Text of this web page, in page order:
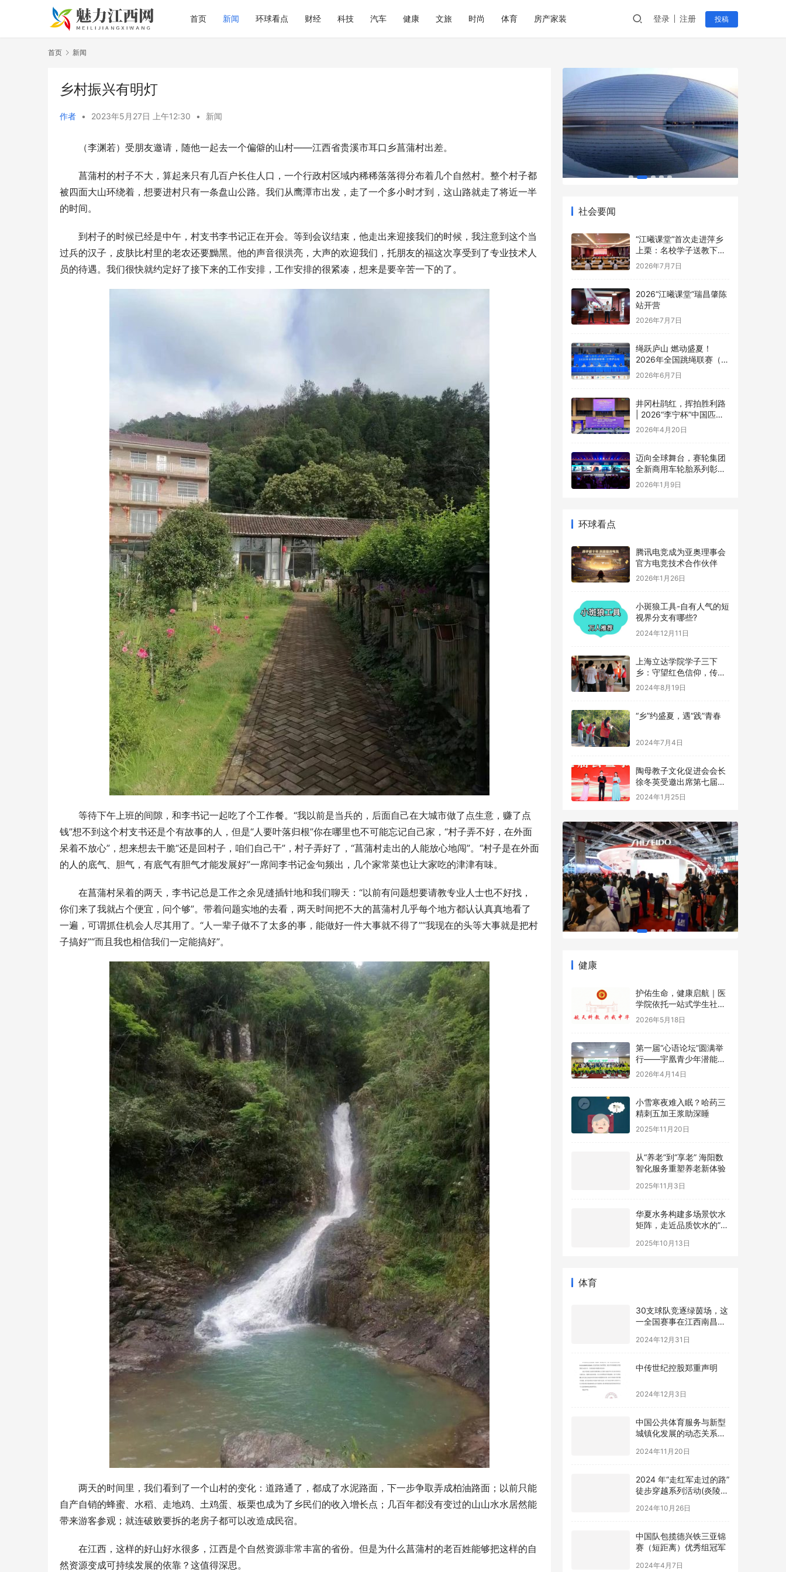
首页 新闻 环球看点 财经 科技 汽车 健康 文旅 时尚 体育 房产家装 登录 注册 投稿
首页 新闻
乡村振兴有明灯
作者 • 2023年5月27日 上午12:30 • 新闻
（李渊若）受朋友邀请，随他一起去一个偏僻的山村——江西省贵溪市耳口乡菖蒲村出差。
菖蒲村的村子不大，算起来只有几百户长住人口，一个行政村区域内稀稀落落得分布着几个自然村。整个村子都
被四面大山环绕着，想要进村只有一条盘山公路。我们从鹰潭市出发，走了一个多小时才到，这山路就走了将近一半
的时间。
到村子的时候已经是中午，村支书李书记正在开会。等到会议结束，他走出来迎接我们的时候，我注意到这个当
过兵的汉子，皮肤比村里的老农还要黝黑。他的声音很洪亮，大声的欢迎我们，托朋友的福这次享受到了专业技术人
员的待遇。我们很快就约定好了接下来的工作安排，工作安排的很紧凑，想来是要辛苦一下的了。
等待下午上班的间隙，和李书记一起吃了个工作餐。“我以前是当兵的，后面自己在大城市做了点生意，赚了点
钱”想不到这个村支书还是个有故事的人，但是“人要叶落归根”你在哪里也不可能忘记自己家，“村子弄不好，在外面
呆着不放心”，想来想去干脆“还是回村子，咱们自己干”，村子弄好了，“菖蒲村走出的人能放心地闯”。“村子是在外面
的人的底气、胆气，有底气有胆气才能发展好”一席间李书记金句频出，几个家常菜也让大家吃的津津有味。
在菖蒲村呆着的两天，李书记总是工作之余见缝插针地和我们聊天：“以前有问题想要请教专业人士也不好找，
你们来了我就占个便宜，问个够”。带着问题实地的去看，两天时间把不大的菖蒲村几乎每个地方都认认真真地看了
一遍，可谓抓住机会人尽其用了。“人一辈子做不了太多的事，能做好一件大事就不得了”“我现在的头等大事就是把村
子搞好”“而且我也相信我们一定能搞好”。
两天的时间里，我们看到了一个山村的变化：道路通了，都成了水泥路面，下一步争取弄成柏油路面；以前只能
自产自销的蜂蜜、水稻、走地鸡、土鸡蛋、板栗也成为了乡民们的收入增长点；几百年都没有变过的山山水水居然能
带来游客参观；就连破败要拆的老房子都可以改造成民宿。
在江西，这样的好山好水很多，江西是个自然资源非常丰富的省份。但是为什么菖蒲村的老百姓能够把这样的自
然资源变成可持续发展的依靠？这值得深思。
社会要闻
“江曦课堂”首次走进萍乡
上栗：名校学子送教下乡
点亮乡村少年暑期梦
2026年7月7日
2026“江曦课堂”瑞昌肇陈
站开营
2026年7月7日
绳跃庐山 燃动盛夏！
2026年全国跳绳联赛（江
西庐山站）盛大开幕
2026年6月7日
井冈杜鹃红，挥拍胜利路
| 2026“李宁杯”中国匹克
球巡回赛井冈山站圆满落
2026年4月20日
迈向全球舞台，赛轮集团
全新商用车轮胎系列彰显
中国品牌实力
2026年1月9日
环球看点
腾讯电竞成为亚奥理事会
官方电竞技术合作伙伴
2026年1月26日
小斑狼工具-自有人气的短
视界分支有哪些?
2024年12月11日
上海立达学院学子三下
乡：守望红色信仰，传承
革命记忆
2024年8月19日
“乡”约盛夏，遇“践”青春
2024年7月4日
陶母教子文化促进会会长
徐冬英受邀出席第七届公
益事业大典
2024年1月25日
健康
护佑生命，健康启航｜医
学院依托一站式学生社区
开展5·12国际护士节沉浸
式健康科普游园会
2026年5月18日
第一届“心语论坛”圆满举
行——宇凰青少年潜能成
长基地协办，助力青少年
心理健康事业
2026年4月14日
小雪寒夜难入眠？哈药三
精刺五加王浆助深睡
2025年11月20日
从“养老”到“享老” 海阳数
智化服务重塑养老新体验
2025年11月3日
华夏水务构建多场景饮水
矩阵，走近品质饮水的”最
2025年10月13日
体育
30支球队竞逐绿茵场，这
一全国赛事在江西南昌进
贤县开赛
城镇化发展的动态关系及
优化路径研究
徒步穿越系列活动(炎陵
站) 举办
2024年10月26日
赛（短距离）优秀组冠军
2024年4月7日